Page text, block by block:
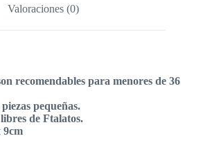
Valoraciones (0)
recomendables para menores de 36
pequeñas.
de Ftalatos.
9cm